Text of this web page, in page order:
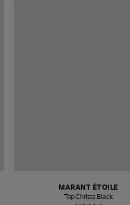
MARANT ÉTOILE
Top Christa Black